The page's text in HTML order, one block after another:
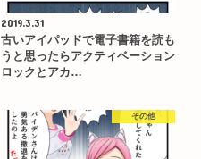
2019.3.31
古いアイパッドで電子書籍を読も
うと思ったらアクティベーション
ロックとアカ…
その他